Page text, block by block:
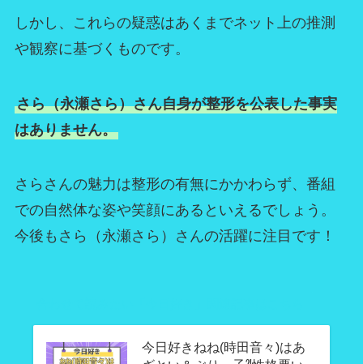
しかし、これらの疑惑はあくまでネット上の推測
や観察に基づくものです。
さら（永瀬さら）さん自身が整形を公表した事実
はありません。
さらさんの魅力は整形の有無にかかわらず、番組
での自然体な姿や笑顔にあるといえるでしょう。
今後もさら（永瀬さら）さんの活躍に注目です！
今日好きねね(時田音々)はあ